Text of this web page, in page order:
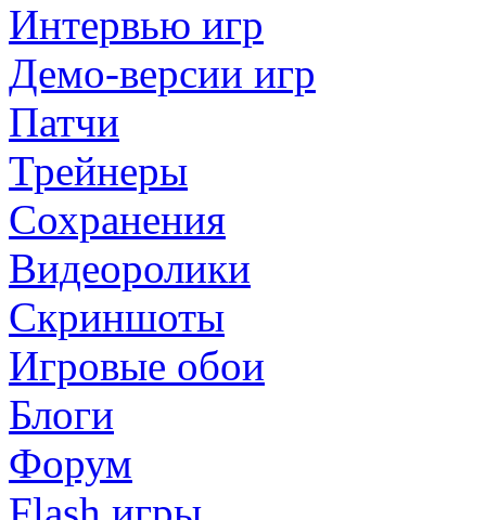
Интервью игр
Демо-версии игр
Патчи
Трейнеры
Сохранения
Видеоролики
Скриншоты
Игровые обои
Блоги
Форум